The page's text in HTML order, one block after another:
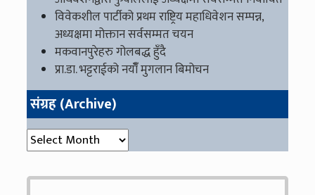
विवेकशील पार्टीको प्रथम राष्ट्रिय महाधिवेशन सम्पन्न,
अध्यक्षमा मोक्तान सर्वसम्मत चयन
मकवानपुरेहरु गोलबद्ध हुँदै
प्रा.डा. भट्टराईको नयाँँ मुगलान बिमोचन
संग्रह (Archive)
संग्रह (Archive)